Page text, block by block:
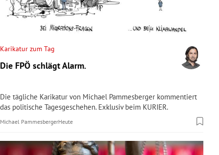
Untermenü
Untermenü
Untermenü
Untermenü
Untermenü
Untermenü
Karikatur zum Tag
Die FPÖ schlägt Alarm.
Die tägliche Karikatur von Michael Pammesberger kommentiert
das politische Tagesgeschehen. Exklusiv beim KURIER.
Michael PammesbergerHeute